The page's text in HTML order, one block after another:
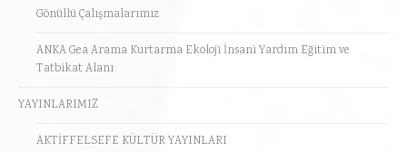
Gönüllü Çalışmalarımız
ANKA Gea Arama Kurtarma Ekoloji İnsani Yardım Eğitim ve
Tatbikat Alanı
YAYINLARIMIZ
AKTİFFELSEFE KÜLTÜR YAYINLARI